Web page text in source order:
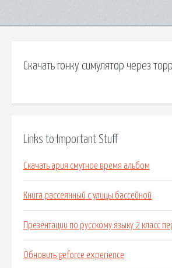
Скачать гонку симулятор через
Links to Important Stuff
Скачать ария смутное время альбом
Книга рассеянный с улицы бассейной
Презентации по русскому языку 2 класс
Обновить geforce experience